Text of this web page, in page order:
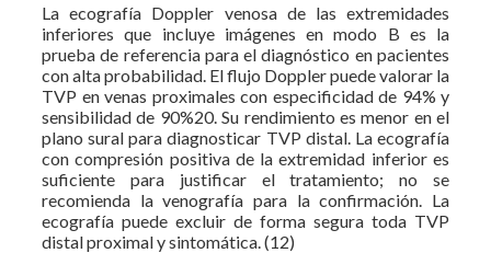
La ecografía Doppler venosa de las extremidades
inferiores que incluye imágenes en modo B es la
prueba de referencia para el diagnóstico en pacientes
con alta probabilidad. El flujo Doppler puede valorar la
TVP en venas proximales con especificidad de 94% y
sensibilidad de 90%20. Su rendimiento es menor en el
plano sural para diagnosticar TVP distal. La ecografía
con compresión positiva de la extremidad inferior es
suficiente para justificar el tratamiento; no se
recomienda la venografía para la confirmación. La
ecografía puede excluir de forma segura toda TVP
distal proximal y sintomática. (12)